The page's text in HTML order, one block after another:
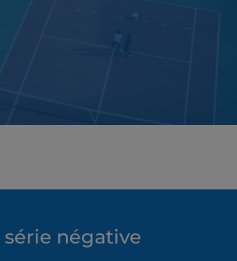
série négative